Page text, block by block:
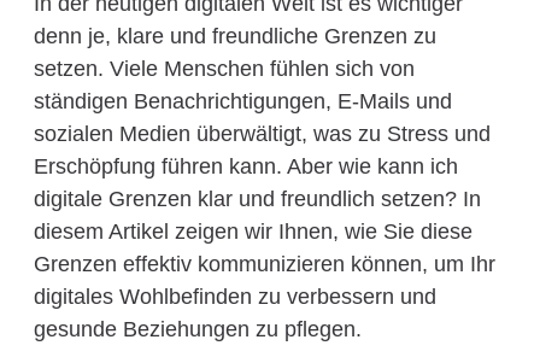
denn je, klare und freundliche Grenzen zu
setzen. Viele Menschen fühlen sich von
ständigen Benachrichtigungen, E-Mails und
sozialen Medien überwältigt, was zu Stress und
Erschöpfung führen kann. Aber wie kann ich
digitale Grenzen klar und freundlich setzen? In
diesem Artikel zeigen wir Ihnen, wie Sie diese
Grenzen effektiv kommunizieren können, um Ihr
digitales Wohlbefinden zu verbessern und
gesunde Beziehungen zu pflegen.